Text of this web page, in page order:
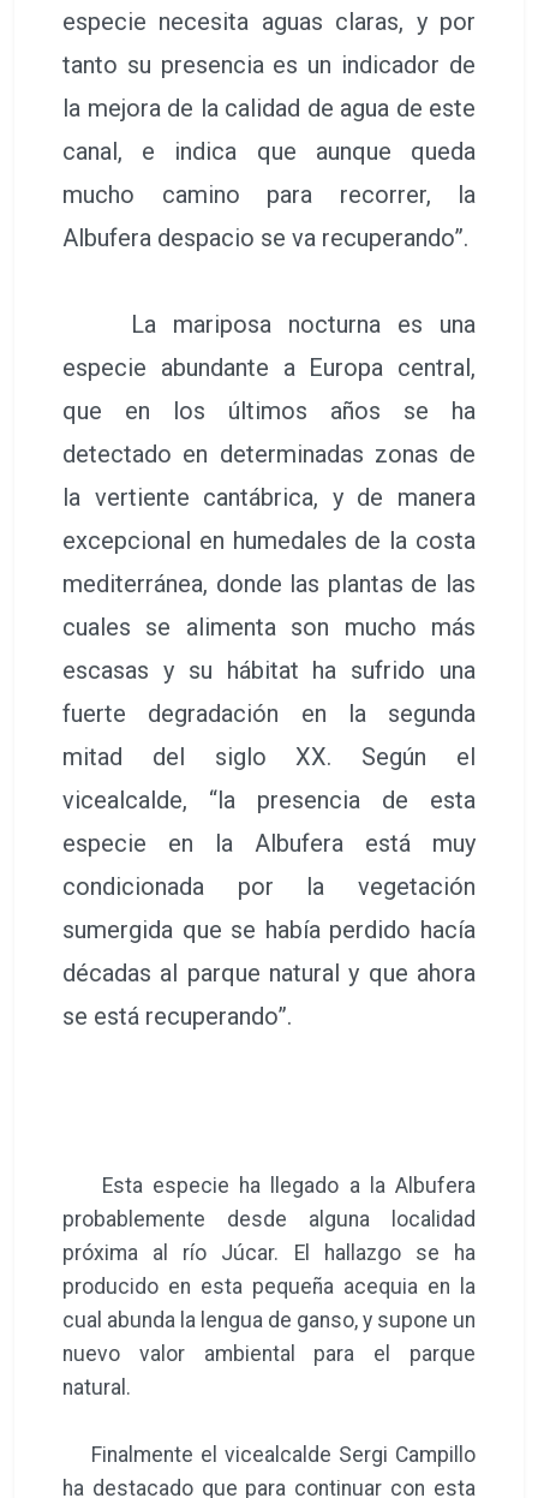
especie necesita aguas claras, y por
tanto su presencia es un indicador de
la mejora de la calidad de agua de este
canal, e indica que aunque queda
mucho camino para recorrer, la
Albufera despacio se va recuperando”.
La mariposa nocturna es una
especie abundante a Europa central,
que en los últimos años se ha
detectado en determinadas zonas de
la vertiente cantábrica, y de manera
excepcional en humedales de la costa
mediterránea, donde las plantas de las
cuales se alimenta son mucho más
escasas y su hábitat ha sufrido una
fuerte degradación en la segunda
mitad del siglo XX. Según el
vicealcalde, “la presencia de esta
especie en la Albufera está muy
condicionada por la vegetación
sumergida que se había perdido hacía
décadas al parque natural y que ahora
se está recuperando”.
Esta especie ha llegado a la Albufera
probablemente desde alguna localidad
próxima al río Júcar. El hallazgo se ha
producido en esta pequeña acequia en la
cual abunda la lengua de ganso, y supone un
nuevo valor ambiental para el parque
natural.
Finalmente el vicealcalde Sergi Campillo
ha destacado que para continuar con esta